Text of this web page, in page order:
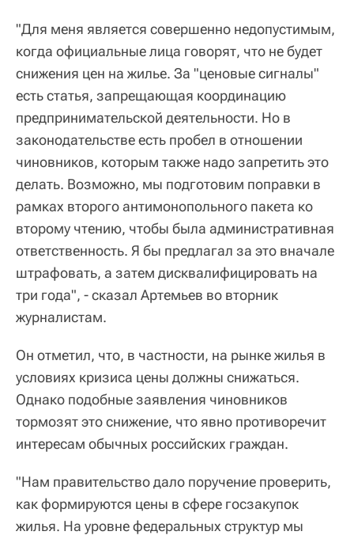
"Для меня является совершенно недопустимым,
когда официальные лица говорят, что не будет
снижения цен на жилье. За "ценовые сигналы"
есть статья, запрещающая координацию
предпринимательской деятельности. Но в
законодательстве есть пробел в отношении
чиновников, которым также надо запретить это
делать. Возможно, мы подготовим поправки в
рамках второго антимонопольного пакета ко
второму чтению, чтобы была административная
ответственность. Я бы предлагал за это вначале
штрафовать, а затем дисквалифицировать на
три года", - сказал Артемьев во вторник
журналистам.
Он отметил, что, в частности, на рынке жилья в
условиях кризиса цены должны снижаться.
Однако подобные заявления чиновников
тормозят это снижение, что явно противоречит
интересам обычных российских граждан.
"Нам правительство дало поручение проверить,
как формируются цены в сфере госзакупок
жилья. На уровне федеральных структур мы